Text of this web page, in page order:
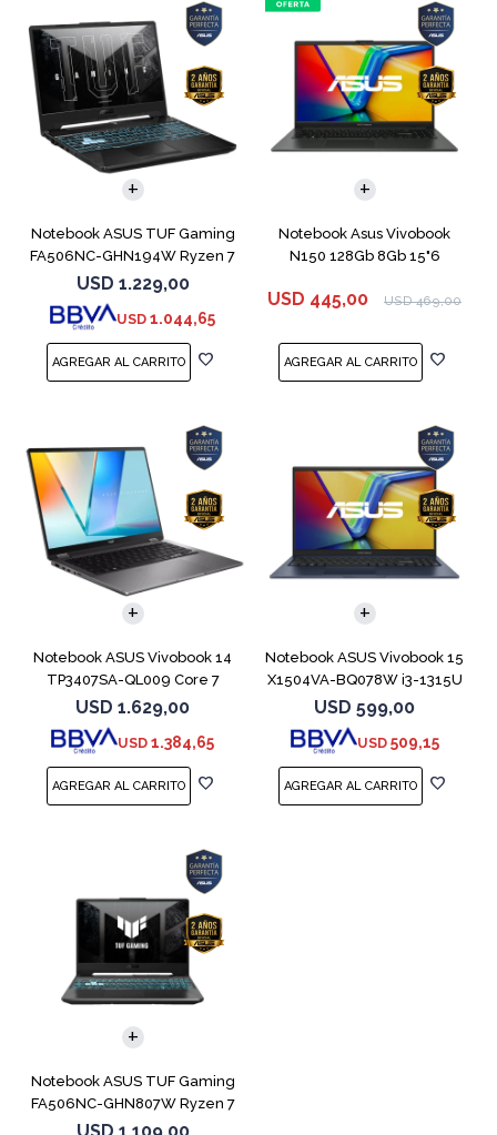
Notebook ASUS TUF Gaming
FA506NC-GHN194W Ryzen 7
7445HS 3050
USD 1.229,00
USD 1.044,65
COMPARAR
Notebook Asus Vivobook
N150 128Gb 8Gb 15"6
USD 445,00 USD 469,00
COMPARAR
Notebook ASUS Vivobook 14
TP3407SA-QL009 Core 7
256V 512GB
USD 1.629,00
USD 1.384,65
COMPARAR
Notebook ASUS Vivobook 15
X1504VA-BQ078W i3-1315U
512GB 8GB
USD 599,00
USD 509,15
COMPARAR
Notebook ASUS TUF Gaming
FA506NC-GHN807W Ryzen 7
7445HS 3050
COMPARAR